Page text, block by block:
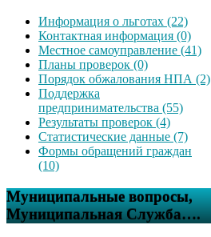
Информация о льготах (22)
Контактная информация (0)
Местное самоуправление (41)
Планы проверок (0)
Порядок обжалования НПА (2)
Поддержка
предпринимательства (55)
Результаты проверок (4)
Статистические данные (7)
Формы обращений граждан
(10)
Муниципальные вопросы,
Муниципальная Служба….